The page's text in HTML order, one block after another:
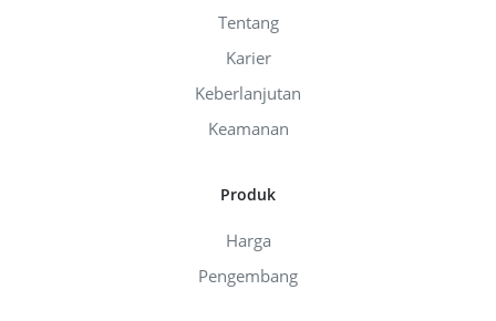
Tentang
Karier
Keberlanjutan
Keamanan
Produk
Harga
Pengembang